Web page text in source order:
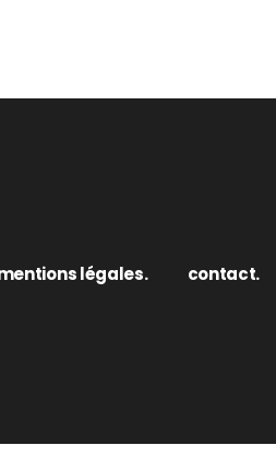
légales. contact.